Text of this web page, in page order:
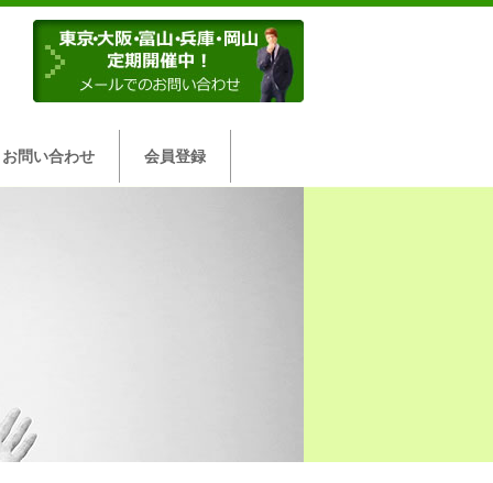
お問い合わせ 会員登録